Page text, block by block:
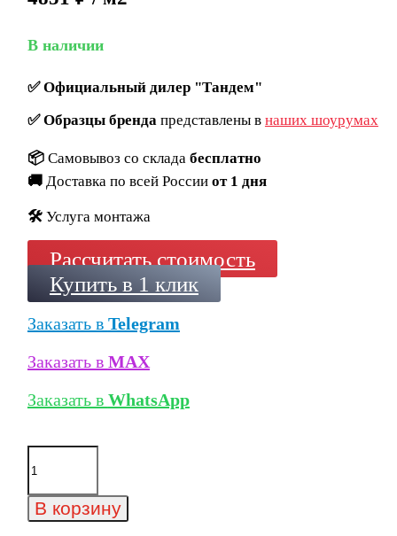
В наличии
✅Официальный дилер "Тандем"
✅Образцы брендапредставлены в наших шоурумах
📦 Самовывоз со склада бесплатно
🚚 Доставка по всей России от 1 дня
🛠️ Услуга монтажа
Рассчитать стоимость
Купить в 1 клик
Заказать в Telegram
Заказать в MAX
Заказать в WhatsApp
Количество
товара
облицовочный
Тандем
В корзину